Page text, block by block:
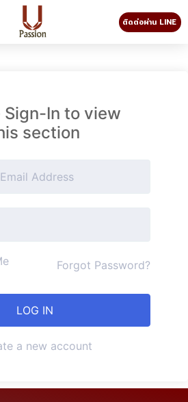
ติดต่อผ่าน LINE
Sign-In to view
section
Forgot Password?
a new account